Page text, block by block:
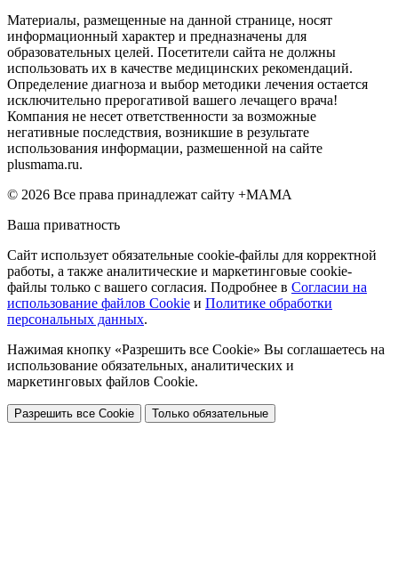
Материалы, размещенные на данной странице, носят
информационный характер и предназначены для
образовательных целей. Посетители сайта не должны
использовать их в качестве медицинских рекомендаций.
Определение диагноза и выбор методики лечения остается
исключительно прерогативой вашего лечащего врача!
Компания не несет ответственности за возможные
негативные последствия, возникшие в результате
использования информации, размешенной на сайте
plusmama.ru.
© 2026 Все права принадлежат сайту +МАМА
Ваша приватность
Сайт использует обязательные cookie-файлы для корректной
работы, а также аналитические и маркетинговые cookie-
файлы только с вашего согласия. Подробнее в Согласии на
использование файлов Cookie и Политике обработки
персональных данных.
Нажимая кнопку «Разрешить все Cookie» Вы соглашаетесь на
использование обязательных, аналитических и
маркетинговых файлов Cookie.
Разрешить все Cookie Только обязательные